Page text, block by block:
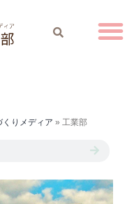
くりメディア » 工業部